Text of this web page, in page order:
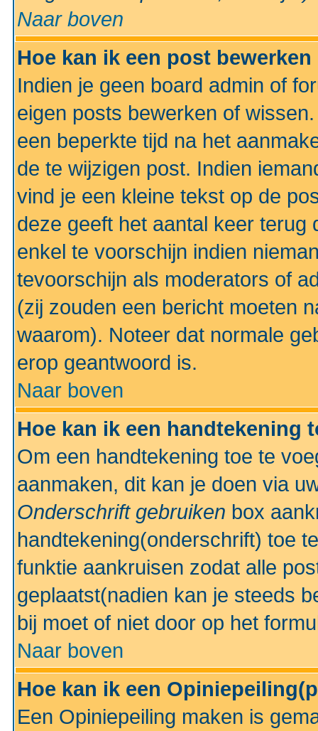
Naar boven
Hoe kan ik een post
Indien je geen board admin of
eigen posts bewerken of
een beperkte tijd na het
de te wijzigen post. Indien
vind je een kleine tekst op de
deze geeft het aantal keer terug
enkel te voorschijn indien
tevoorschijn als moderators of
(zij zouden een bericht moeten
waarom). Noteer dat normale
erop geantwoord is.
Naar boven
Hoe kan ik een handtekening
Om een handtekening toe te
aanmaken, dit kan je doen via
Onderschrift gebruiken box
handtekening(onderschrift) toe
funktie aankruisen zodat alle
geplaatst(nadien kan je steeds
bij moet of niet door op het
Naar boven
Hoe kan ik een
Een Opiniepeiling maken is